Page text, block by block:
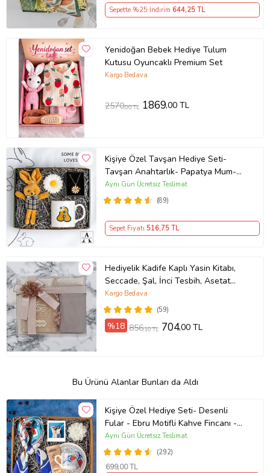
Sepette %25 İndirim 644,25 TL
Yenidoğan Bebek Hediye Tulum
Kutusu Oyuncaklı Premium Set
Kargo Bedava
2570,00 TL 1869,00 TL
Kişiye Özel Tavşan Hediye Seti-
Tavşan Anahtarlık- Papatya Mum-
Papatya Kolye- Harf Baskılı Beyaz
Seramik Kupa - Özel Tasarım Hediye
(89)
Aynı Gün Ücretsiz Teslimat
Sepet Fiyatı 516,75 TL
Hediyelik Kadife Kaplı Yasin Kitabı,
Seccade, Şal, İnci Tesbih, Asetat
Kutulu (26×23) Set-Kahve (Model 1)
(59)
Kargo Bedava
%18 856,10 TL 704,00 TL
Bu Ürünü Alanlar Bunları da Aldı
Kişiye Özel Hediye Seti- Desenli
Fular - Ebru Motifli Kahve Fincanı -
Mehmet Efendi Türk Kahvesi - Lotus
Mum - Polaroid Fotoğraf - Özel
Tasarım Hediye Kutusu
(292)
Aynı Gün Ücretsiz Teslimat
699,00 TL